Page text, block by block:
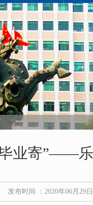
业寄”——
发布时间 ：2020年06月29日